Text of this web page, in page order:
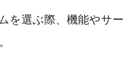
を選ぶ際、機能やサー